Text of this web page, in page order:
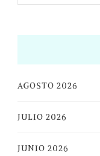
AGOSTO 2026
JULIO 2026
JUNIO 2026